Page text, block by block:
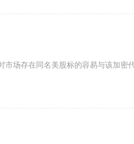
市场存在同名美股标的容易与该加密